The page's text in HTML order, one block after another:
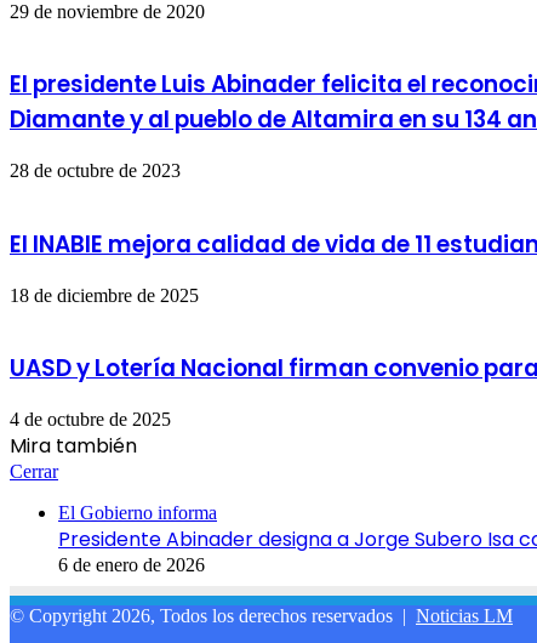
29 de noviembre de 2020
El presidente Luis Abinader felicita el
Diamante y al pueblo de Altamira en su 134
28 de octubre de 2023
El INABIE mejora calidad de vida de 11
18 de diciembre de 2025
UASD y Lotería Nacional firman convenio
4 de octubre de 2025
Mira también
Cerrar
El Gobierno informa
Presidente Abinader designa a Jorge Subero Isa
6 de enero de 2026
© Copyright 2026, Todos los derechos reservados | Noticias LM